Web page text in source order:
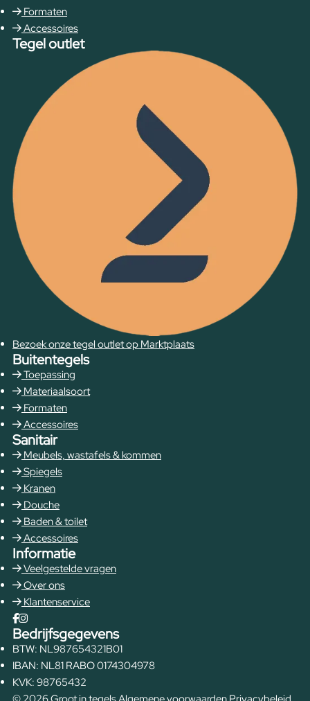
Formaten
Accessoires
Tegel outlet
Bezoek onze tegel outlet op Marktplaats
Buitentegels
Toepassing
Materiaalsoort
Formaten
Accessoires
Sanitair
Meubels, wastafels & kommen
Spiegels
Kranen
Douche
Baden & toilet
Accessoires
Informatie
Veelgestelde vragen
Over ons
Klantenservice
Bedrijfsgegevens
BTW: NL987654321B01
IBAN: NL81 RABO 0174304978
KVK: 98765432